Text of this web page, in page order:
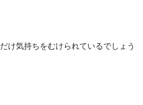
け気持ちをむけられているでしょう